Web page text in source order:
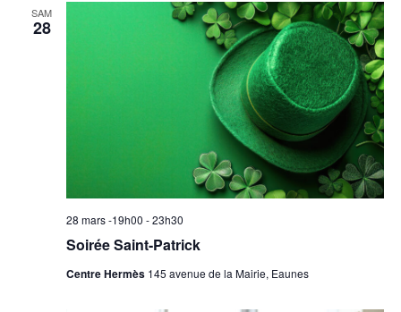
SAM
28
Soirée Saint-Patrick
28 mars -19h00 -23h30
Centre Hermès 145 avenue de la Mairie, Eaunes